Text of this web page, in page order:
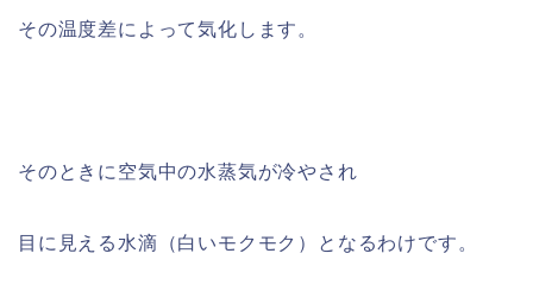
その温度差によって気化します。
そのときに空気中の水蒸気が冷やされ
目に見える水滴（白いモクモク）となるわけです。